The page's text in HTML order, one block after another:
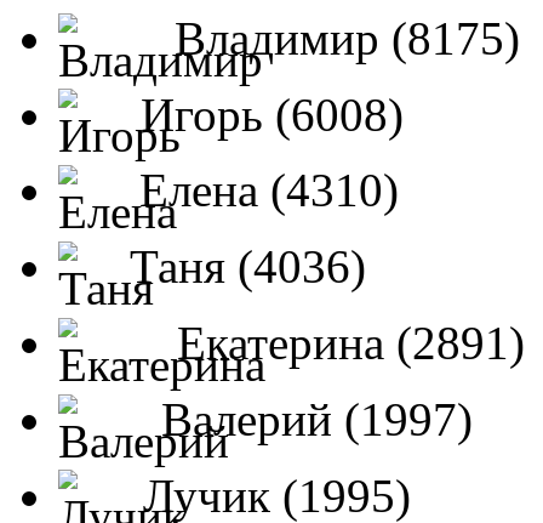
Владимир (8175)
Игорь (6008)
Елена (4310)
Таня (4036)
Екатерина (2891)
Валерий (1997)
Лучик (1995)